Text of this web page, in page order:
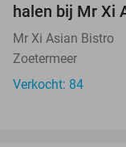
halen bij Mr Xi
Mr Xi Asian Bistro
Zoetermeer
Verkocht: 84